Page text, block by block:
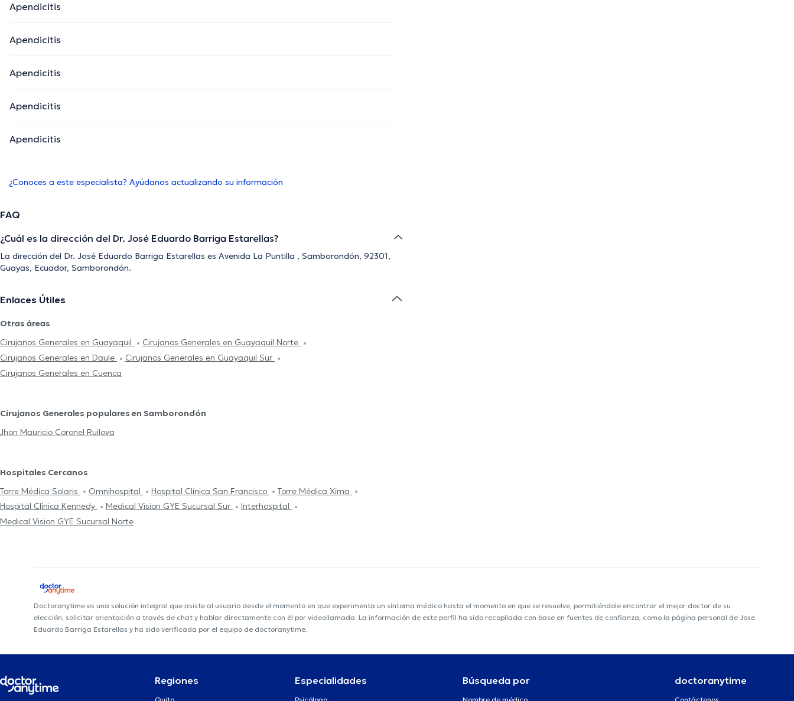
Apendicitis
Apendicitis
Apendicitis
Apendicitis
Apendicitis
¿Conoces a este especialista? Ayúdanos actualizando su información
FAQ
¿Cuál es la dirección del Dr. José Eduardo Barriga Estarellas?
La dirección del Dr. José Eduardo Barriga Estarellas es Avenida La Puntilla , Samborondón, 92301,
Guayas, Ecuador, Samborondón.
Enlaces Útiles
Otras áreas
Cirujanos Generales en Guayaquil
Cirujanos Generales en Guayaquil Norte
Cirujanos Generales en Daule
Cirujanos Generales en Guayaquil Sur
Cirujanos Generales en Cuenca
Cirujanos Generales populares en Samborondón
Jhon Mauricio Coronel Ruilova
Hospitales Cercanos
Torre Médica Solaris
Omnihospital Hospital Clínica San Francisco
Torre Médica Xima
Hospital Clínica Kennedy
Medical Vision GYE Sucursal Sur
Interhospital
Medical Vision GYE Sucursal Norte
Doctoranytime es una solución integral que asiste al usuario desde el momento en que experimenta un síntoma médico hasta el momento en que se resuelve, permitiéndole encontrar el mejor doctor de su
elección, solicitar orientación a través de chat y hablar directamente con él por videollamada. La información de este perfil ha sido recopilada con base en fuentes de confianza, como la página personal de Jose
Eduardo Barriga Estarellas y ha sido verificada por el equipo de doctoranytime.
Regiones Especialidades Búsqueda por doctoranytime